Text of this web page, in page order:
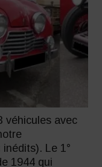
véhicules avec
Le 1°
1944 qui